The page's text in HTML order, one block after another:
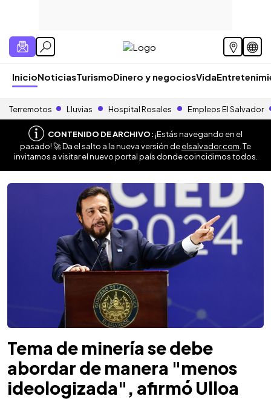
InicioNoticiasTurismoDinero y negociosVida
Terremotos Lluvias Hospital Rosales Empleos El Salvador
CONTENIDO DE ARCHIVO:¡Estás navegando en el
pasado! 🚀 Da el salto a la nueva versión deelsalvador.com . Te
invitamos a visitar el nuevo portal país donde coincidimos todos.
Tema de minería se debe
abordar de manera "menos
ideologizada", afirmó Ulloa